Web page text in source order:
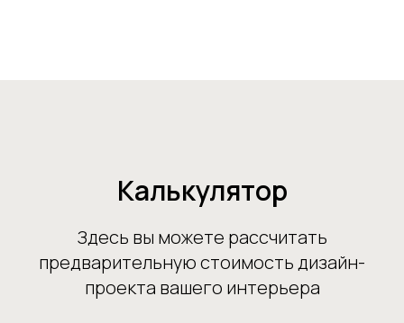
Калькулятор
Здесь вы можете рассчитать
предварительную стоимость дизайн-
проекта вашего интерьера